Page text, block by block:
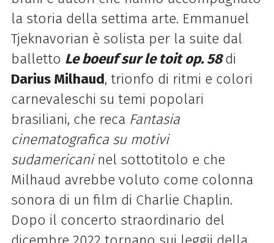
la storia della settima arte. Emmanuel
Tjeknavorian è solista per la suite dal
balletto Le boeuf sur le toit op. 58di
Darius Milhaud, trionfo di ritmi e colori
carnevaleschi su temi popolari
brasiliani, che reca Fantasia
cinematografica su motivi
sudamericaninel sottotitolo e che
Milhaud avrebbe voluto come colonna
sonora di un film di Charlie Chaplin.
Dopo il concerto straordinario del